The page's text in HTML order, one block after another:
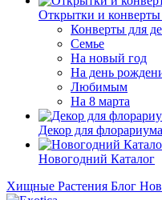
Открытки и конверты
Конверты для
Семье
На новый год
На день
Любимым
На 8 марта
Декор для флорариума
Новогодний Каталог
Хищные Растения Блог